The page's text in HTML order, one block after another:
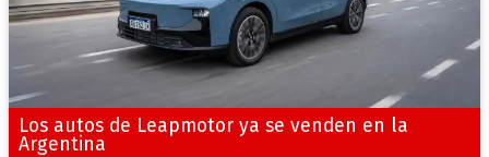
Los autos de Leapmotor ya se venden en la
Argentina